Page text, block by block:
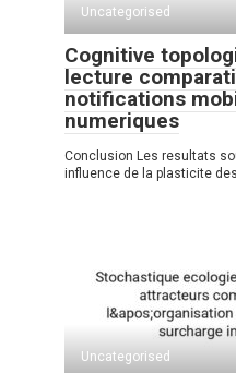
Uncategorised
Cognitive
lecture
notifications
numeriques
Conclusion Les resultats
influence de la plasticite
Uncategorised